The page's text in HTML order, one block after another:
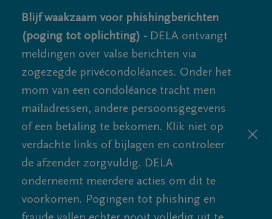
Blijf waakzaam voor phishingberichten
(poging tot oplichting) - DELA ontvangt
meldingen over valse berichten via
zogezegde privécondoléances. Onder het
mom van een condoléance tracht men
mailadressen, andere persoonsgegevens
of een betaling te bekomen. Klik niet op
verdachte links of bijlagen en controleer
de afzender zorgvuldig. DELA
onderneemt meerdere acties om dit te
voorkomen. Pogingen tot phishing en